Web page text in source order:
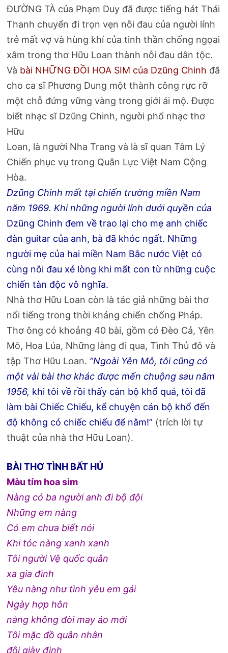
ĐƯỜNG TÀ của Phạm Duy đã được tiếng hát Thái
Thanh chuyển đi trọn vẹn nỗi đau của người lính
trẻ mất vợ và hùng khí của tinh thần chống ngọai
xâm trong thơ Hữu Loan thành nỗi đau dân tộc.
Và bài NHỮNG ĐỒI HOA SIM của Dzũng Chinh đã
cho ca sĩ Phương Dung một thành công rực rỡ
một chỗ đứng vững vàng trong giới ái mộ. Được
biết nhạc sĩ Dzũng Chinh, người phổ nhạc thơ
Hữu
Loan, là người Nha Trang và là sĩ quan Tâm Lý
Chiến phục vụ trong Quân Lực Việt Nam Cộng
Hòa.
Dzũng Chinh mất tại chiến trường miền Nam
năm 1969. Khi những người lính dưới quyền của
Dzũng Chinh đem về trao lại cho mẹ anh chiếc
đàn guitar của anh, bà đã khóc ngất. Những
người mẹ của hai miền Nam Bắc nước Việt có
cùng nỗi đau xé lòng khi mất con từ những cuộc
chiến tàn độc vô nghĩa.
Nhà thơ Hữu Loan còn là tác giả những bài thơ
nổi tiếng trong thời kháng chiến chống Pháp.
Thơ ông có khoảng 40 bài, gồm có Đèo Cả, Yên
Mô, Hoa Lúa, Những làng đi qua, Tình Thủ đô và
tập Thơ Hữu Loan. ”Ngoài Yên Mô, tôi cũng có
một vài bài thơ khác được mến chuộng sau năm
1956, khi tôi về rồi thấy cán bộ khổ quá, tôi đã
làm bài Chiếc Chiếu, kể chuyện cán bộ khổ đến
độ không có chiếc chiếu để nằm!” (trích lời tự
thuật của nhà thơ Hữu Loan).
BÀI THƠ TÌNH BẤT HỦ
Màu tím hoa sim
Nàng có ba người anh đi bộ đội
Những em nàng
Có em chưa biết nói
Khi tóc nàng xanh xanh
Tôi người Vệ quốc quân
xa gia đình
Yêu nàng như tình yêu em gái
Ngày hợp hôn
nàng không đòi may áo mới
Tôi mặc đồ quân nhân
đôi giày đinh